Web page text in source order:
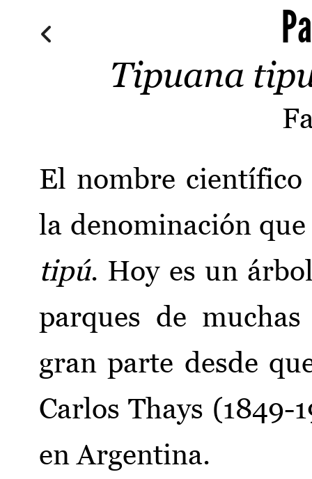
Tipuana
El nombre
la denominación
tipú. Hoy es un
parques de
gran parte desde
Carlos Thays (1849-
en Argentina.